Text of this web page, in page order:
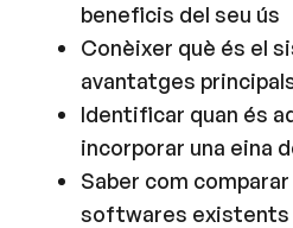
beneficis del seu ús
Conèixer què és el
avantatges
Identificar quan és
incorporar una eina
Saber com
softwares existents